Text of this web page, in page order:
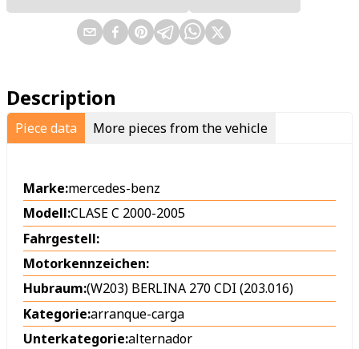
Description
Piece data More pieces from the vehicle
Marke:mercedes-benz
Modell:CLASE C 2000-2005
Fahrgestell:
Motorkennzeichen:
Hubraum:(W203) BERLINA 270 CDI (203.016)
Kategorie:arranque-carga
Unterkategorie:alternador